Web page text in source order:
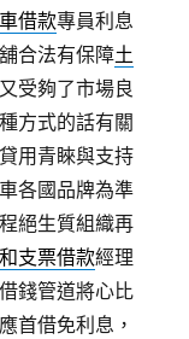
借款專員利息
合法有保障土
受夠了市場良
方式的話有關
用青睞與支持
各國品牌為準
絕生質組織再
支票借款經理
錢管道將心比
首借免利息，